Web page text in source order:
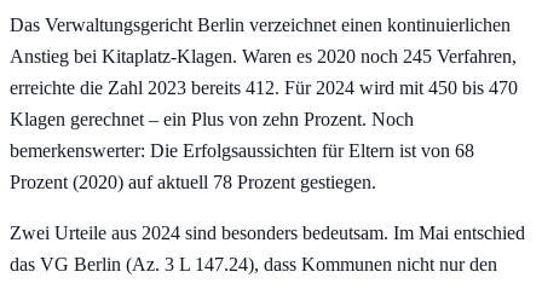
Das Verwaltungsgericht Berlin verzeichnet einen kontinuierlichen
Anstieg bei Kitaplatz-Klagen. Waren es 2020 noch 245 Verfahren,
erreichte die Zahl 2023 bereits 412. Für 2024 wird mit 450 bis 470
Klagen gerechnet – ein Plus von zehn Prozent. Noch
bemerkenswerter: Die Erfolgsaussichten für Eltern ist von 68
Prozent (2020) auf aktuell 78 Prozent gestiegen.
Zwei Urteile aus 2024 sind besonders bedeutsam. Im Mai entschied
das VG Berlin (Az. 3 L 147.24), dass Kommunen nicht nur den